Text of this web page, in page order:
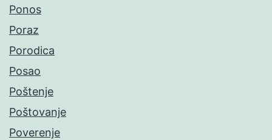
Ponos
Poraz
Porodica
Posao
Poštenje
Poštovanje
Poverenje